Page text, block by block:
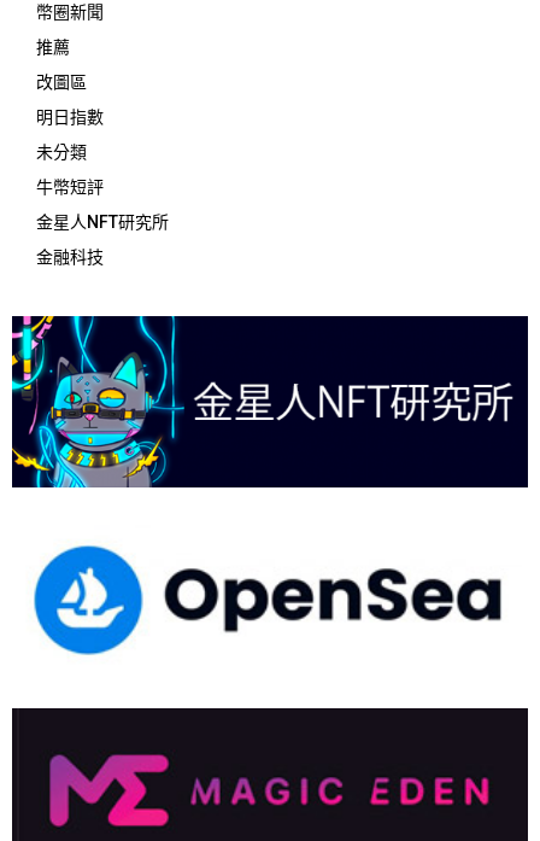
幣圈新聞
推薦
改圖區
明日指數
未分類
牛幣短評
金星人NFT研究所
金融科技